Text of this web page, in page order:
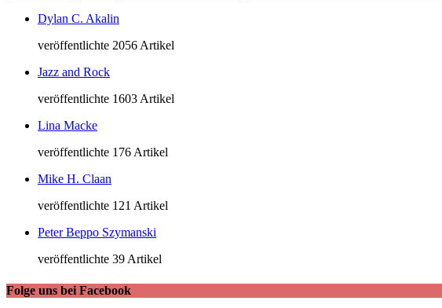
Dylan C. Akalin
veröffentlichte 2056 Artikel
Jazz and Rock
veröffentlichte 1603 Artikel
Lina Macke
veröffentlichte 176 Artikel
Mike H. Claan
veröffentlichte 121 Artikel
Peter Beppo Szymanski
veröffentlichte 39 Artikel
Folge uns bei Facebook